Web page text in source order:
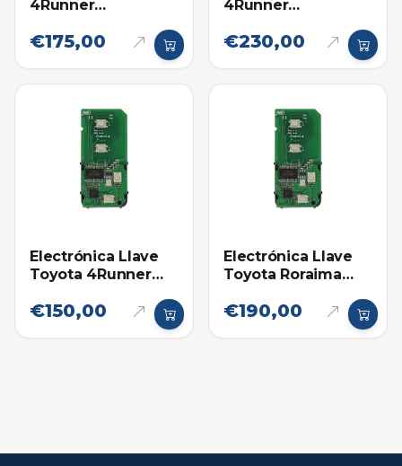
4Runner
€175,00
4Runner
Eléctronica original
€230,00
Electrónica Llave
Toyota 4Runner
€150,00
Electrónica Llave
Toyota Roraima
HYQ14AEM
€190,00